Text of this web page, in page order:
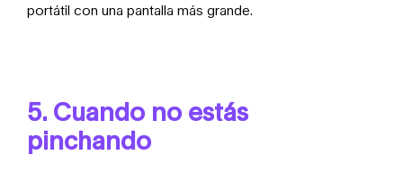
portátil con una pantalla más grande.
5. Cuando no estás
pinchando